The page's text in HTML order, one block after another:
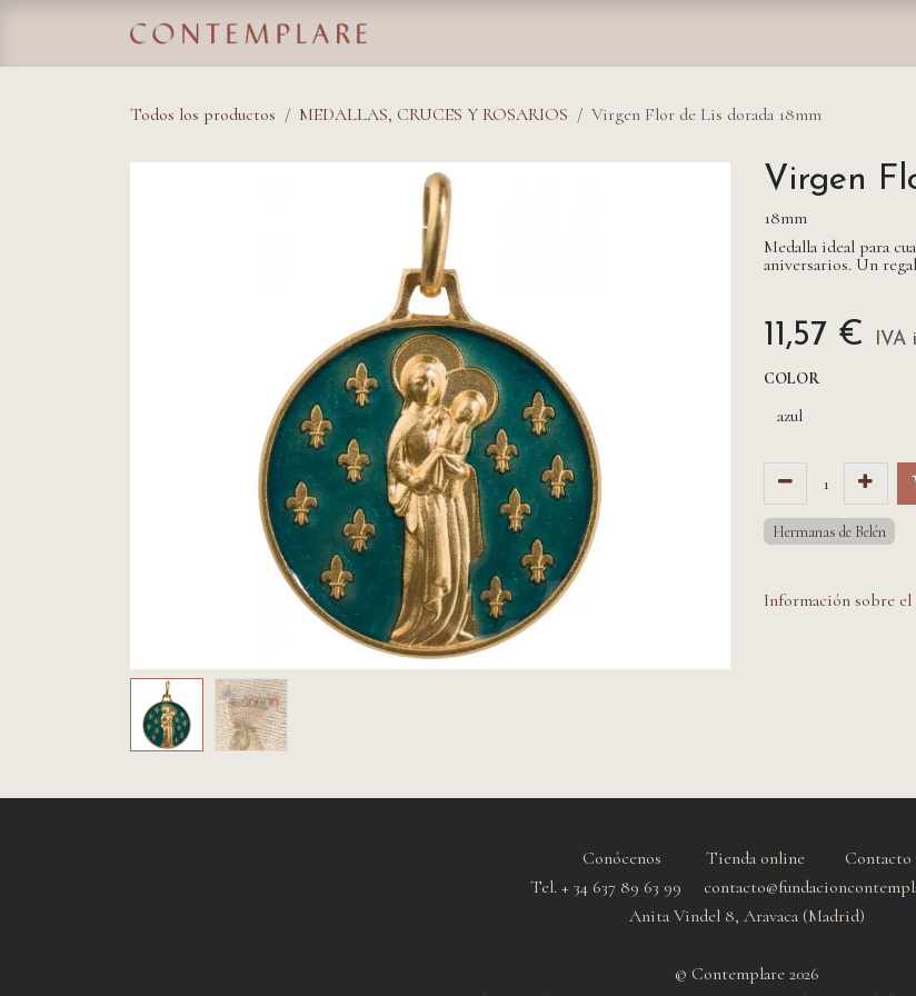
Todos los productos MEDALLAS, CRUCES Y ROSARIOS Virgen Flor de Lis dorada 18mm
Virgen
18mm
Medalla ideal para
aniversarios. Un
11,57 € IVA
COLOR
Hermanas de Belén
Información sobre el
Conócenos Tienda online
Contacto
Tel. + 34 637 89 63 99
Anita Vindel 8, Aravaca (Madrid)
© Contemplare 2026